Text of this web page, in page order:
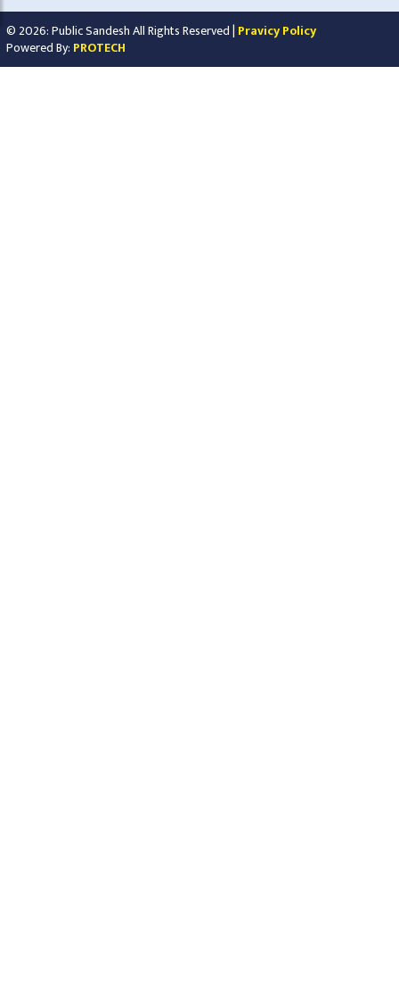
© 2026: Public Sandesh All Rights Reserved | Pravicy Policy
Powered By: PROTECH